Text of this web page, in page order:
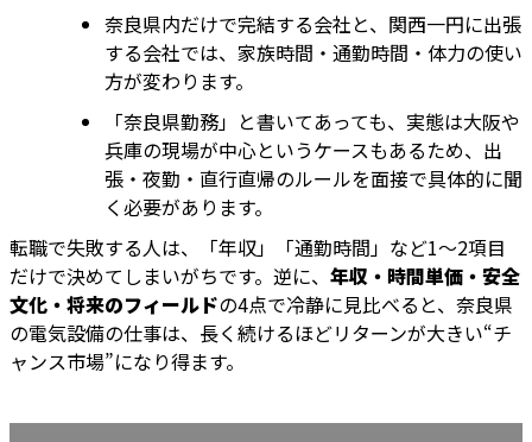
奈良県内だけで完結する会社と、関西一円に出張
する会社では、家族時間・通勤時間・体力の使い
方が変わります。
「奈良県勤務」と書いてあっても、実態は大阪や
兵庫の現場が中心というケースもあるため、出
張・夜勤・直行直帰のルールを面接で具体的に聞
く必要があります。
転職で失敗する人は、「年収」「通勤時間」など1〜2項目
だけで決めてしまいがちです。逆に、 年収・時間単価・安全
文化・将来のフィールドの4点で冷静に見比べると、奈良県
の電気設備の仕事は、長く続けるほどリターンが大きい“チ
ャンス市場”になり得ます。